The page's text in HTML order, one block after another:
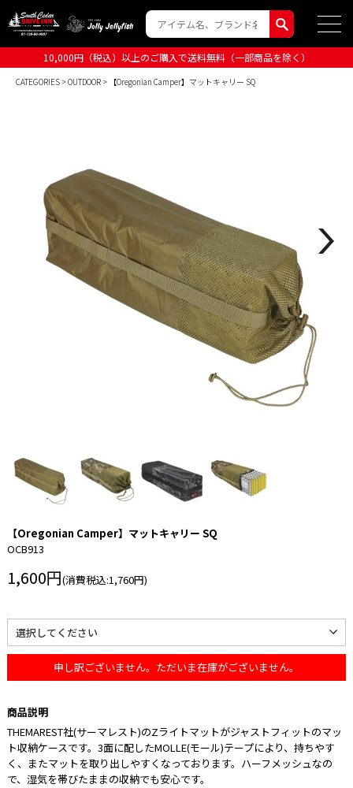
10,000円（税込）以上のご購入で送料無料（一部商品を除く）
CATEGORIES >OUTDOOR > 【Oregonian Camper】マットキャリー SQ
【Oregonian Camper】マットキャリー SQ
OCB913
1,600円(消費税込:1,760円)
申し訳ございません。ただいま在庫がございません。
商品説明
THEMAREST社(サーマレスト)のZライトマットがジャストフィットのマッ
ト収納ケースです。3面に配したMOLLE(モール)テープにより、持ちやす
く、またマットを取り出しやすくなっております。ハーフメッシュなの
で、湿気を帯びたままの収納でも安心です。